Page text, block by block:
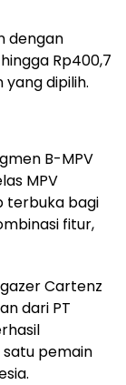
dengan
Rp400,7
dipilih.
B-MPV
MPV
terbuka bagi
fitur,
Cartenz
dari PT
pemain